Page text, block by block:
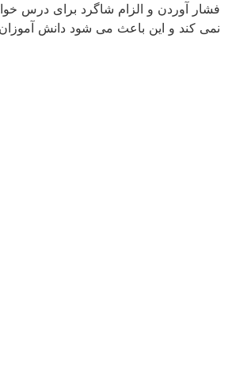
فشار آوردن و الزام شاگرد برای درس
نمی کند و این باعث می شود دانش